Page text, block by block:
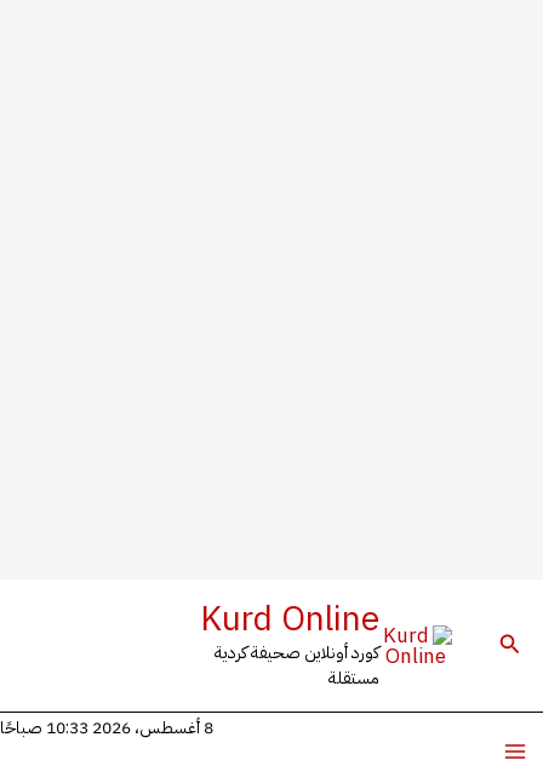
البحث Kurd Online
كورد أونلاين صحيفة كردية
مستقلة
8 أغسطس، 2026 10:33 صباحًا